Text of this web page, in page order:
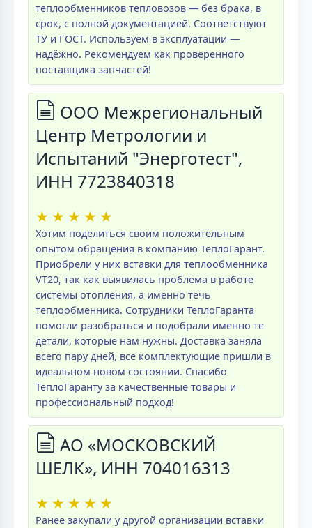
теплообменников тепловозов — без брака, в
срок, с полной документацией. Соответствуют
ТУ и ГОСТ. Используем в эксплуатации —
надёжно. Рекомендуем как проверенного
поставщика запчастей!
ООО Межрегиональный
Центр Метрологии и
Испытаний "Энерготест",
ИНН 7723840318
★ ★ ★ ★ ★
Хотим поделиться своим положительным
опытом обращения в компанию ТеплоГарант.
Приобрели у них вставки для теплообменника
VT20, так как выявилась проблема в работе
системы отопления, а именно течь
теплообменника. Сотрудники ТеплоГаранта
помогли разобраться и подобрали именно те
детали, которые нам нужны. Доставка заняла
всего пару дней, все комплектующие пришли в
идеальном новом состоянии. Спасибо
ТеплоГаранту за качественные товары и
профессиональный подход!
АО «МОСКОВСКИЙ
ШЕЛК», ИНН 704016313
★ ★ ★ ★ ★
Ранее закупали у другой организации вставки